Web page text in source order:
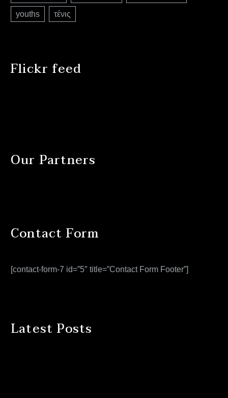
youths τένις
Flickr feed
Our Partners
Contact Form
[contact-form-7 id=”5″ title=”Contact Form Footer”]
Latest Posts